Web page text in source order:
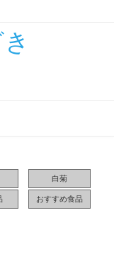
白菊
おすすめ食品